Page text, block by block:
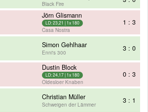
Black Fire
Jörn Glismann
LD: 23,21 | 1x 180
Casa Nostra
1 : 3
Simon Gehlhaar
Enni's 300 3 : 0
Dustin Block
LD: 24,17 | 1x 180
Oldesloer Knaben
0 : 3
Christian Müller
Schweigen der Lämmer 3 : 1